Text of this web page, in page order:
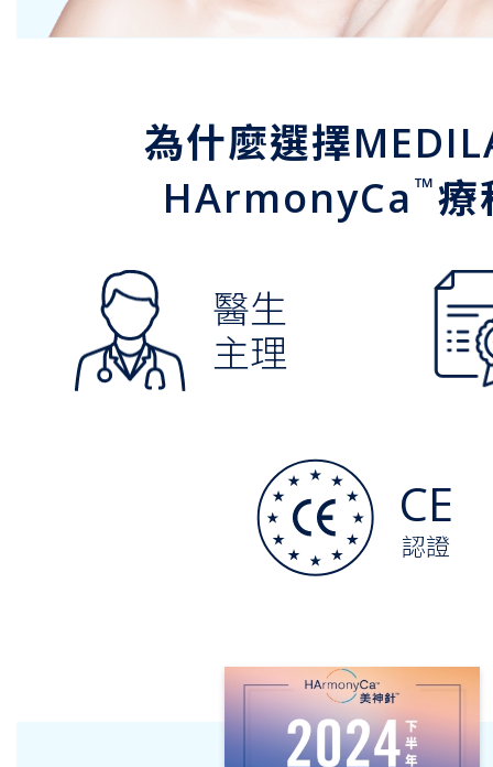
為什麼選擇
HArmonyCa™療
醫生
主理
CE
認證